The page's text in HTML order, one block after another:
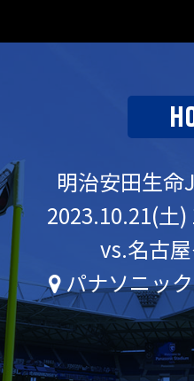
明治安田生命
2023.10.21(土
vs.名古
パナソニッ